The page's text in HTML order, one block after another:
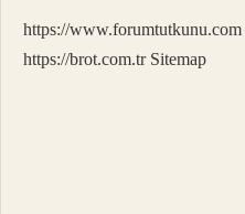
https://www.forumtutkunu.com
https://brot.com.tr Sitemap